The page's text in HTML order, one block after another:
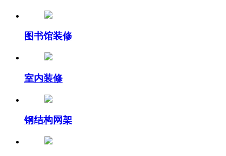
图书馆装修
室内装修
钢结构网架